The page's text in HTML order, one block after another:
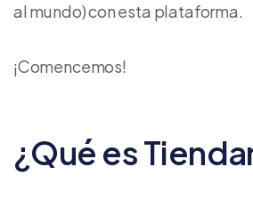
al mundo) con esta plataforma.
¡Comencemos!
¿Qué es